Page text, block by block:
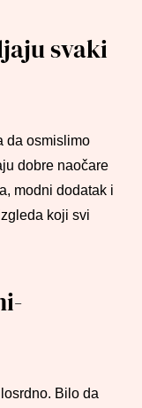
svaki
da osmislimo
dobre naočare
modni dodatak i
koji svi
Bilo da